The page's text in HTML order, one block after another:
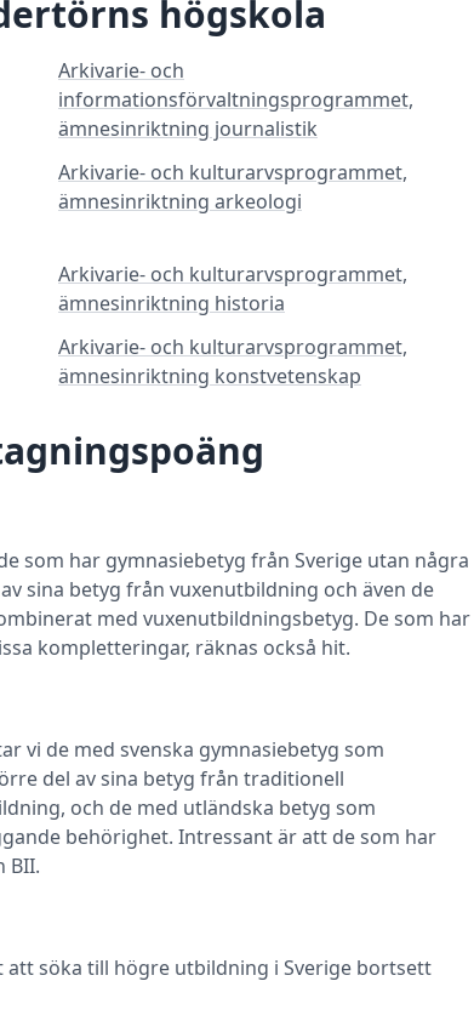
högskola
Arkivarie- och
informationsförvaltningsprogrammet,
ämnesinriktning journalistik
Arkivarie- och kulturarvsprogrammet,
ämnesinriktning arkeologi
Arkivarie- och kulturarvsprogrammet,
ämnesinriktning historia
Arkivarie- och kulturarvsprogrammet,
ämnesinriktning konstvetenskap
som har gymnasiebetyg från Sverige utan några
sina betyg från vuxenutbildning och även de
med vuxenutbildningsbetyg. De som har
kompletteringar, räknas också hit.
vi de med svenska gymnasiebetyg som
del av sina betyg från traditionell
och de med utländska betyg som
behörighet. Intressant är att de som har
BII.
söka till högre utbildning i Sverige bortsett